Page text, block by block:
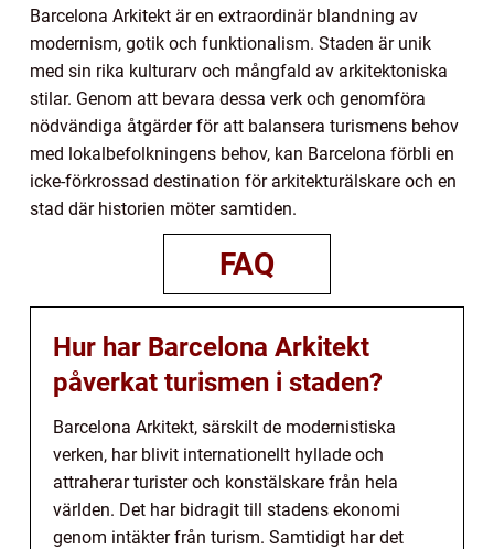
Barcelona Arkitekt är en extraordinär blandning av
modernism, gotik och funktionalism. Staden är unik
med sin rika kulturarv och mångfald av arkitektoniska
stilar. Genom att bevara dessa verk och genomföra
nödvändiga åtgärder för att balansera turismens behov
med lokalbefolkningens behov, kan Barcelona förbli en
icke-förkrossad destination för arkitekturälskare och en
stad där historien möter samtiden.
FAQ
Hur har Barcelona Arkitekt
påverkat turismen i staden?
Barcelona Arkitekt, särskilt de modernistiska
verken, har blivit internationellt hyllade och
attraherar turister och konstälskare från hela
världen. Det har bidragit till stadens ekonomi
genom intäkter från turism. Samtidigt har det